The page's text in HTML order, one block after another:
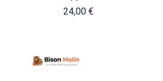
24,00 €